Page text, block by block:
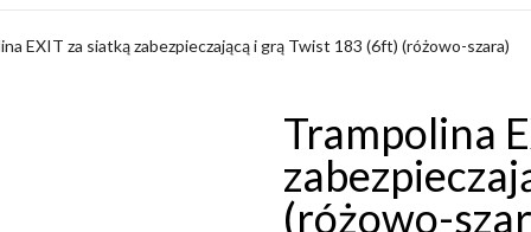
EXIT za siatką zabezpieczającą i grą Twist 183 (6ft) (różowo-szara)
Trampolina
(różowo-